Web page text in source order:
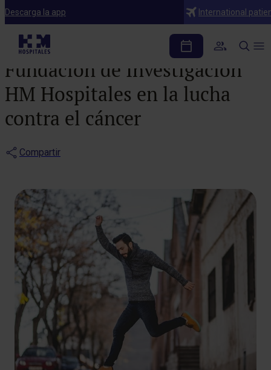
Descarga la app International
Noticias
Weimar Spain se une a la
Fundación de Investigación
HM Hospitales en la lucha
contra el cáncer
Compartir